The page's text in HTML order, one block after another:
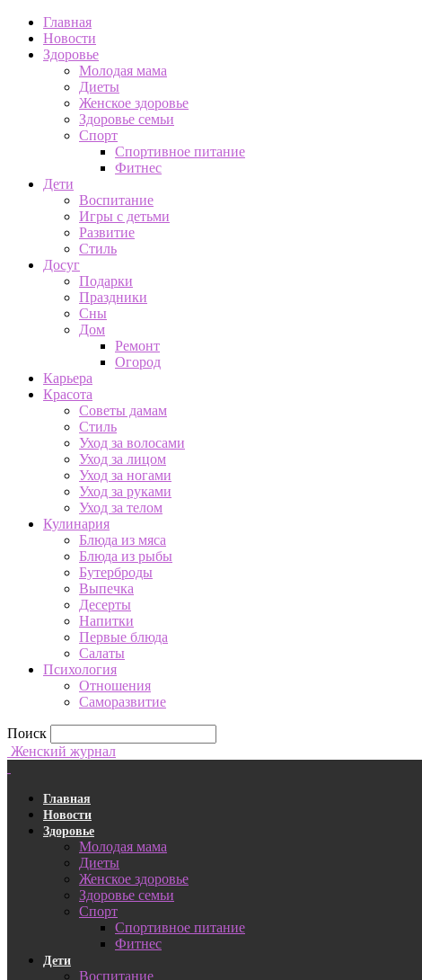
Главная
Новости
Здоровье
Молодая мама
Диеты
Женское здоровье
Здоровье семьи
Спорт
Спортивное питание
Фитнес
Дети
Воспитание
Игры с детьми
Развитие
Стиль
Досуг
Подарки
Праздники
Сны
Дом
Ремонт
Огород
Карьера
Красота
Советы дамам
Стиль
Уход за волосами
Уход за лицом
Уход за ногами
Уход за руками
Уход за телом
Кулинария
Блюда из мяса
Блюда из рыбы
Бутерброды
Выпечка
Десерты
Напитки
Первые блюда
Салаты
Психология
Отношения
Саморазвитие
Поиск
Женский журнал
Главная
Новости
Здоровье
Молодая мама
Диеты
Женское здоровье
Здоровье семьи
Спорт
Спортивное питание
Фитнес
Дети
Воспитание